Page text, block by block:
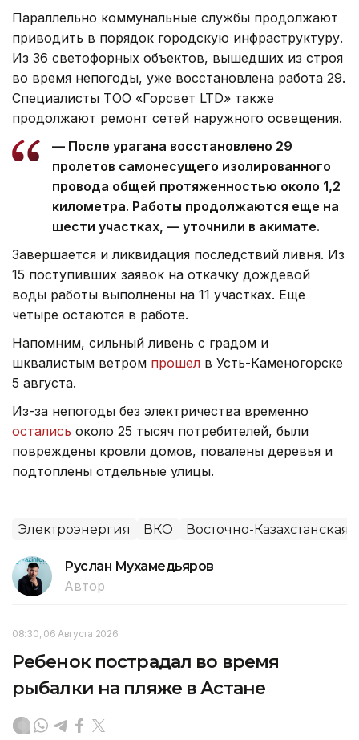
Параллельно коммунальные службы продолжают
приводить в порядок городскую инфраструктуру.
Из 36 светофорных объектов, вышедших из строя
во время непогоды, уже восстановлена работа 29.
Специалисты ТОО «Горсвет LTD» также
продолжают ремонт сетей наружного освещения.
— После урагана восстановлено 29
пролетов самонесущего изолированного
провода общей протяженностью около 1,2
километра. Работы продолжаются еще на
шести участках, — уточнили в акимате.
Завершается и ликвидация последствий ливня. Из
15 поступивших заявок на откачку дождевой
воды работы выполнены на 11 участках. Еще
четыре остаются в работе.
Напомним, сильный ливень с градом и
шквалистым ветром прошел в Усть-Каменогорске
5 августа.
Из-за непогоды без электричества временно
остались около 25 тысяч потребителей, были
повреждены кровли домов, повалены деревья и
подтоплены отдельные улицы.
Электроэнергия ВКО Восточно-Казахстанская
Руслан Мухамедьяров
Автор
08:30, 06 Августа 2026
Ребенок пострадал во время
рыбалки на пляже в Астане